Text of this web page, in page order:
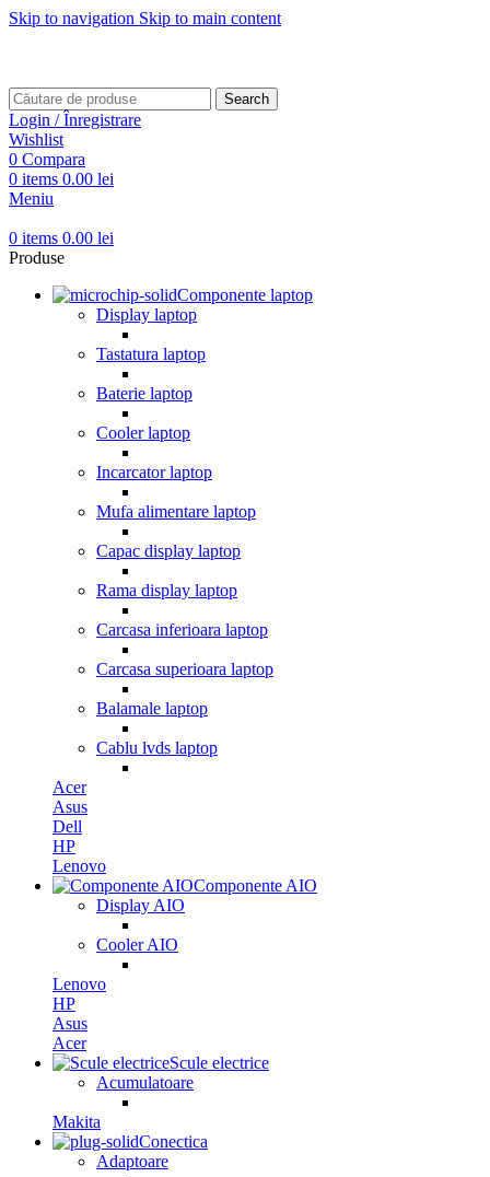
Skip to navigation Skip to main content
Search
Login / Înregistrare
Wishlist
0 Compara
0 items 0.00 lei
Meniu
0 items 0.00 lei
Produse
Componente laptop
Display laptop
Tastatura laptop
Baterie laptop
Cooler laptop
Incarcator laptop
Mufa alimentare laptop
Capac display laptop
Rama display laptop
Carcasa inferioara laptop
Carcasa superioara laptop
Balamale laptop
Cablu lvds laptop
Acer
Asus
Dell
HP
Lenovo
Componente AIO
Display AIO
Cooler AIO
Lenovo
HP
Asus
Acer
Scule electrice
Acumulatoare
Makita
Conectica
Adaptoare